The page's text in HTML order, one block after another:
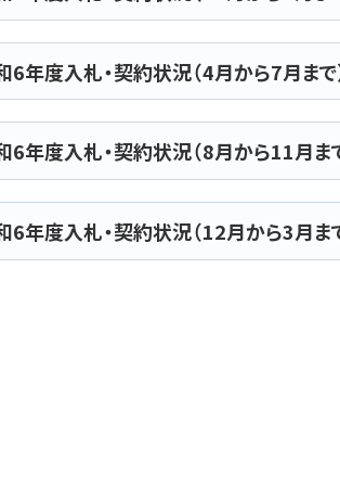
6年度入札・契約状況（4月から7月まで
6年度入札・契約状況（8月から11月ま
6年度入札・契約状況（12月から3月ま